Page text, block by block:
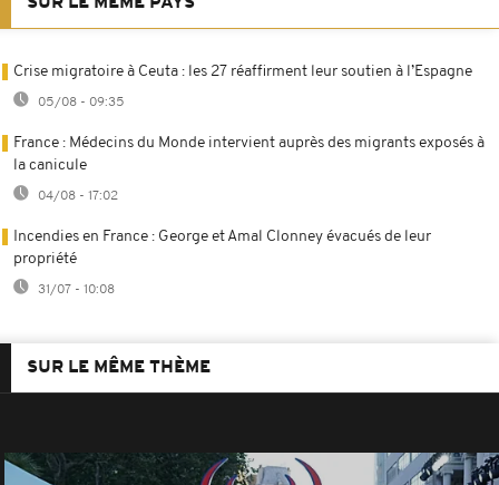
Crise migratoire à Ceuta : les 27 réaffirment leur soutien à l’Espagne
05/08 - 09:35
France : Médecins du Monde intervient auprès des migrants exposés à
la canicule
04/08 - 17:02
Incendies en France : George et Amal Clonney évacués de leur
propriété
31/07 - 10:08
SUR LE MÊME THÈME